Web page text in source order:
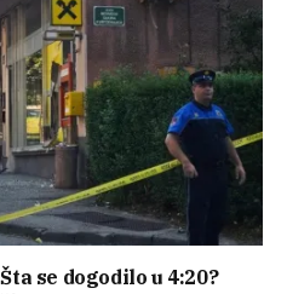
se dogodilo u 4:20?